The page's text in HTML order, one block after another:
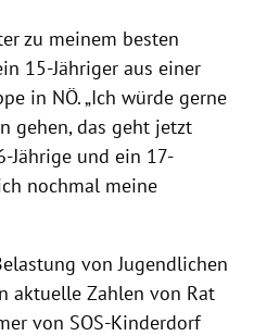
zu meinem besten
15-Jähriger aus einer
in NÖ. „Ich würde gerne
gehen, das geht jetzt
Jährige und ein 17-
nochmal meine
von Jugendlichen
aktuelle Zahlen von Rat
von SOS-Kinderdorf